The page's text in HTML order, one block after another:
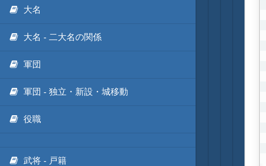
大名
大名 - 二大名の関係
軍団
軍団 - 独立・新設・城移動
役職
武将 - 戸籍